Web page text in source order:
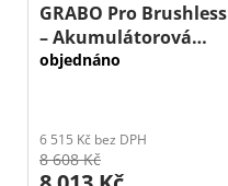
GRABO Pro Brushless
– Akumulátorová
přísavka (bez baterie)
objednáno
6 515 Kč bez DPH
8 608 Kč